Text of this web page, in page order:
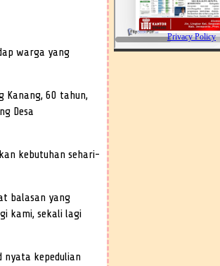
warga yang
Kanang, 60 tahun,
Desa
kebutuhan sehari-
balasan yang
kami, sekali lagi
nyata kepedulian